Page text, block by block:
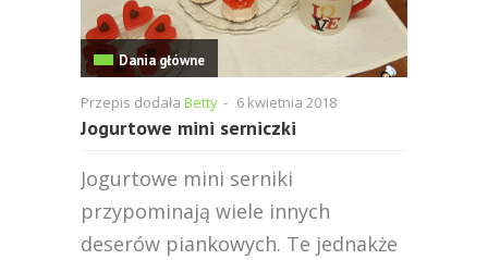
Dania główne
Przepis dodała Betty - 6 kwietnia 2018
Jogurtowe mini serniczki
Jogurtowe mini serniki
przypominają wiele innych
deserów piankowych. Te jednakże